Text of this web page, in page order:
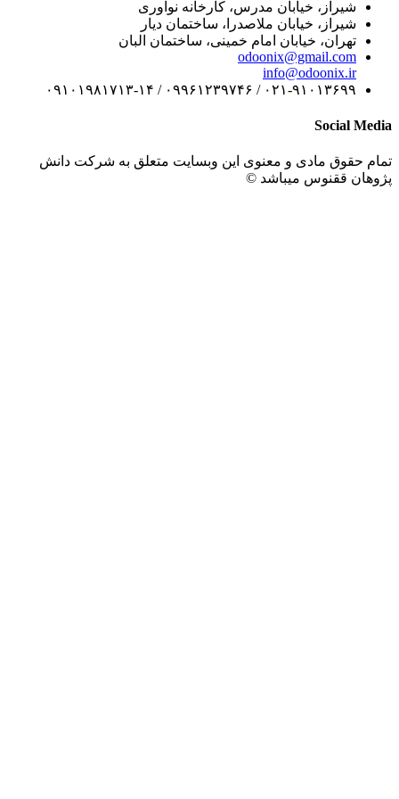
شیراز، خیابان مدرس، کارخانه نوآوری
شیراز، خیابان ملاصدرا، ساختمان دیار
تهران، خیابان امام خمینی، ساختمان البان
odoonix@gmail.com
info@odoonix.ir
۰۲۱-۹۱۰۱۳۶۹۹ / ۰۹۹۶۱۲۳۹۷۴۶ / ۰۹۱۰۱۹۸۱۷۱۳-۱۴
Social
حقوق مادی و معنوی این وبسایت متعلق به شرکت دانش
ققنوس میباشد ©